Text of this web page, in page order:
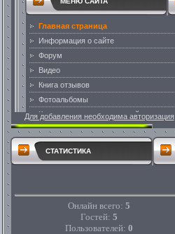
Для добавления необходима авторизация
СТАТИСТИКА
Онлайн всего: 5
Гостей: 5
Пользователей: 0